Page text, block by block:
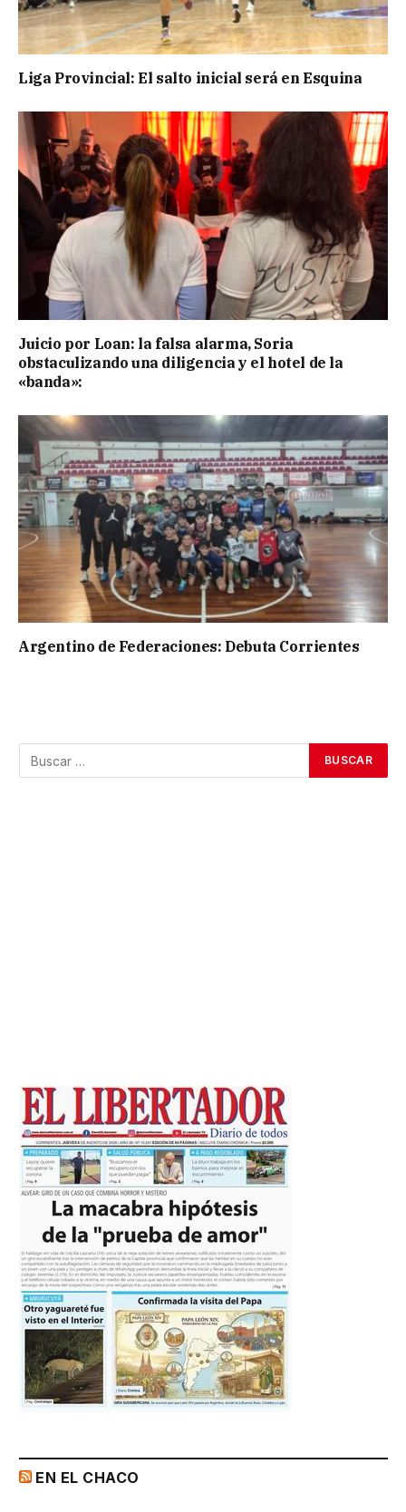
Liga Provincial: El salto inicial será en Esquina
Juicio por Loan: la falsa alarma, Soria
obstaculizando una diligencia y el hotel de la
«banda»:
Argentino de Federaciones: Debuta Corrientes
EN EL CHACO